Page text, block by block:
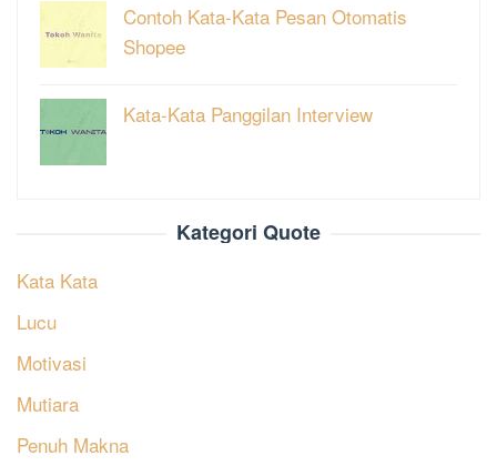
Contoh Kata-Kata Pesan Otomatis
Shopee
Kata-Kata Panggilan Interview
Kategori Quote
Kata Kata
Lucu
Motivasi
Mutiara
Penuh Makna